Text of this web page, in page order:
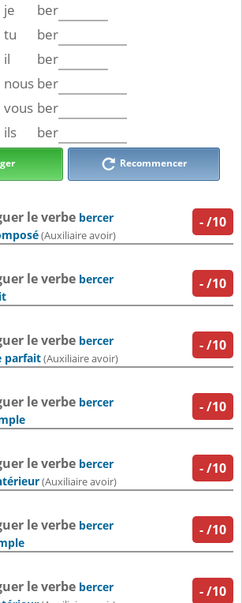
je
ber
tu
ber
il
ber
nous ber
vous ber
ils
ber
Recommencer
-/10
le verbe bercer
(Auxiliaire avoir)
-/10
le verbe bercer
-/10
le verbe bercer
parfait(Auxiliaire avoir)
-/10
le verbe bercer
-/10
le verbe bercer
(Auxiliaire avoir)
-/10
le verbe bercer
-/10
le verbe bercer